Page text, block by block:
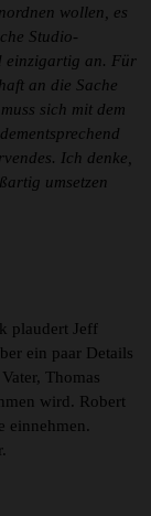
wollen, es
Studio-
einzigartig an. Für
an die Sache
sich mit dem
Ich denke,
umsetzen
plaudert Jeff
ein paar Details
Thomas
wird. Robert
einnehmen.